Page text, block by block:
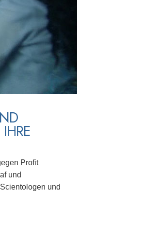
Profit
und
und